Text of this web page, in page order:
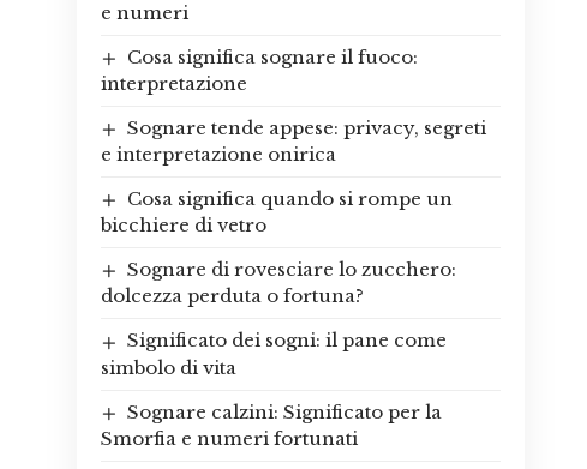
e numeri
Cosa significa sognare il fuoco:
interpretazione
Sognare tende appese: privacy, segreti
e interpretazione onirica
Cosa significa quando si rompe un
bicchiere di vetro
Sognare di rovesciare lo zucchero:
dolcezza perduta o fortuna?
Significato dei sogni: il pane come
simbolo di vita
Sognare calzini: Significato per la
Smorfia e numeri fortunati